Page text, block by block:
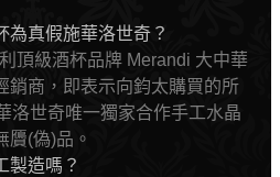
為真假施華洛世奇？
頂級酒杯品牌 Merandi 大中華
銷商，即表示向鈞太購買的所
洛世奇唯一獨家合作手工水晶
贗(偽)品。
製造嗎？